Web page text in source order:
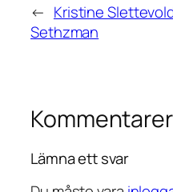
← Kristine
Sethzman
Kommentarer
Lämna ett svar